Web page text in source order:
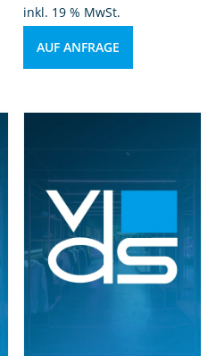
inkl. 19 % MwSt.
AUF ANFRAGE